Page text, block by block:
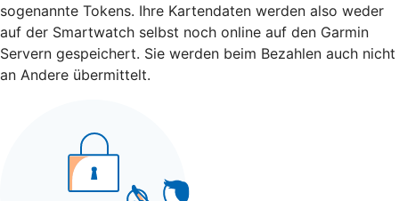
sogenannte Tokens. Ihre Kartendaten werden also weder
auf der Smartwatch selbst noch online auf den Garmin
Servern gespeichert. Sie werden beim Bezahlen auch nicht
an Andere übermittelt.